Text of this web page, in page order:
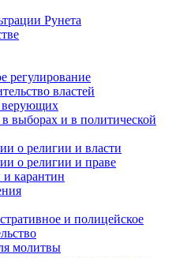
Рунета
регулирование
властей
верующих
выборах и в политической
о религии и власти
о религии и праве
карантин
и полицейское
молитвы